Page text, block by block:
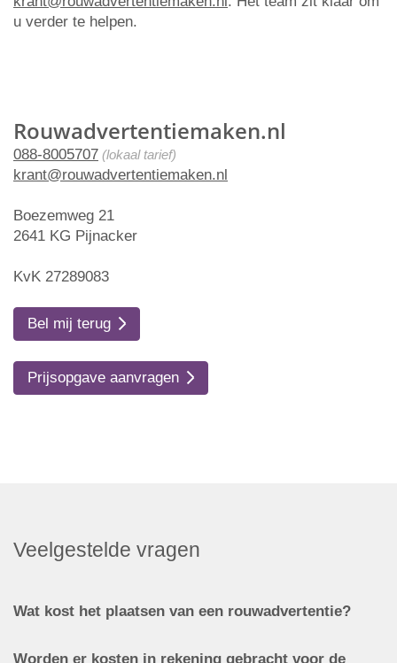
Rouwadvertentiemaken.nl
088-8005707 (lokaal tarief)
krant@rouwadvertentiemaken.nl
Boezemweg 21
2641 KG Pijnacker
KvK 27289083
Bel mij terug
Prijsopgave aanvragen
u verder te helpen.
Veelgestelde vragen
Wat kost het plaatsen van een rouwadvertentie?
Worden er kosten in rekening gebracht voor de